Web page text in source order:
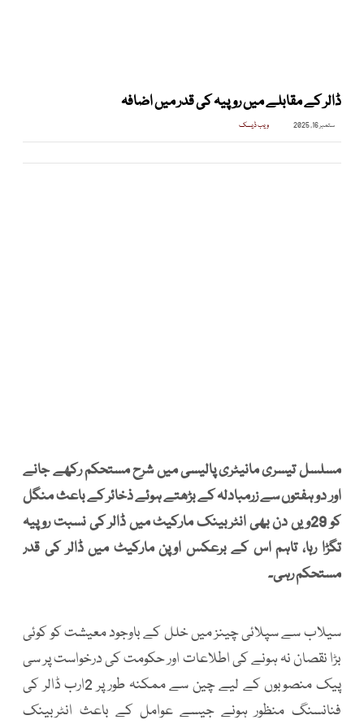
ڈالر کے مقابلے میں روپیہ کی قدر میں اضافہ
ستمبر 16, 2025 ویب ڈیسک
مسلسل تیسری مانیٹری پالیسی میں شرح مستحکم رکھے جانے
اور دو ہفتوں سے زرمبادلہ کے بڑھتے ہوئے ذخائر کے باعث منگل
کو 29ویں دن بھی انٹربینک مارکیٹ میں ڈالر کی نسبت روپیہ
تگڑا رہا، تاہم اس کے برعکس اوپن مارکیٹ میں ڈالر کی قدر
مستحکم رہی۔
سیلاب سے سپلائی چینز میں خلل کے باوجود معیشت کو کوئی
بڑا نقصان نہ ہونے کی اطلاعات اور حکومت کی درخواست پر سی
پیک منصوبوں کے لیے چین سے ممکنہ طور پر 2ارب ڈالر کی
فنانسنگ منظور ہونے جیسے عوامل کے باعث انٹربینک